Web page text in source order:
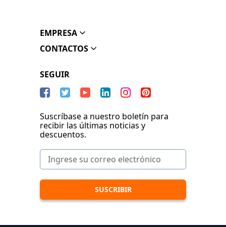
EMPRESA
CONTACTOS
SEGUIR
Suscríbase a nuestro boletín para
recibir las últimas noticias y
descuentos.